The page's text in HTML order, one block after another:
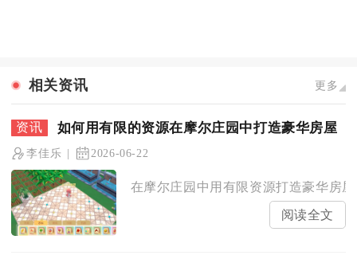
相关资讯 更多
如何用有限的资源在摩尔庄园中打造豪华房屋
李佳乐 2026-06-22
在摩尔庄园中用有限资源打造豪华房
阅读全文